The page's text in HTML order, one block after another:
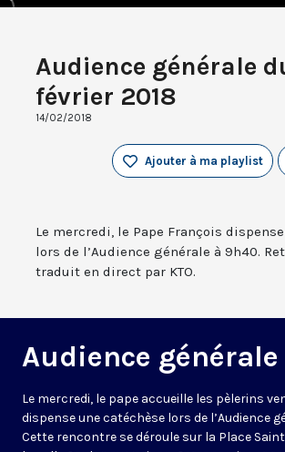
Audience générale
février 2018
14/02/2018
Ajouter à ma playlist
Le mercredi, le Pape François
lors de l’Audience générale à 9h40.
traduit en direct par KTO.
Audience générale
Le mercredi, le pape accueille les pèlerins
dispense une catéchèse lors de l’Audience
Cette rencontre se déroule sur la Place